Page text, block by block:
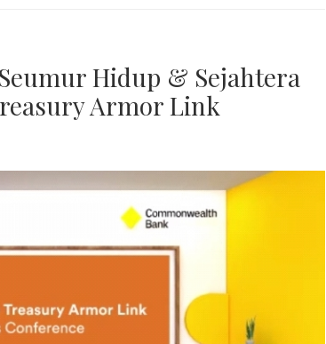
Hidup & Sejahtera
Armor Link